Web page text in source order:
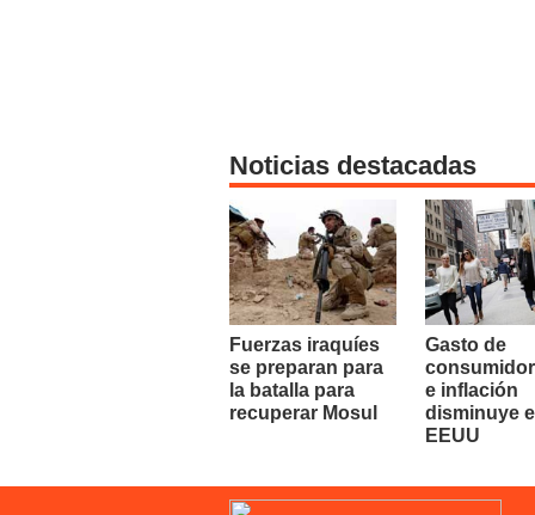
Noticias destacadas
Fuerzas iraquíes
se preparan para
la batalla para
recuperar Mosul
Gasto de
e inflación
disminuye
EEUU